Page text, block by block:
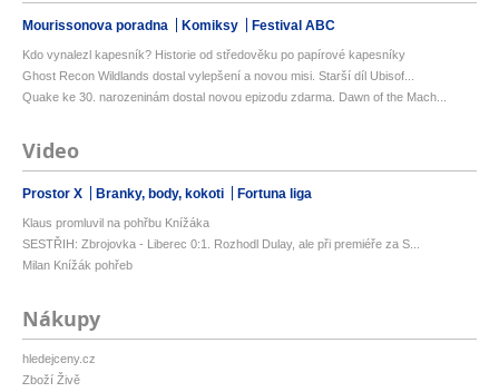
Mourissonova poradna Komiksy Festival ABC
Kdo vynalezl kapesník? Historie od středověku po papírové kapesníky
Ghost Recon Wildlands dostal vylepšení a novou misi. Starší díl Ubisof...
Quake ke 30. narozeninám dostal novou epizodu zdarma. Dawn of the Mach...
Video
Prostor X Branky, body, kokoti Fortuna liga
Klaus promluvil na pohřbu Knížáka
SESTŘIH: Zbrojovka - Liberec 0:1. Rozhodl Dulay, ale při premiéře za S...
Milan Knížák pohřeb
Nákupy
hledejceny.cz
Zboží Živě